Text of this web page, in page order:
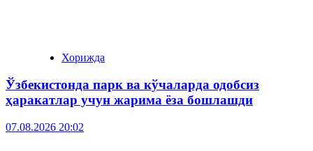
Хорижда
Ўзбекистонда парк ва кўчаларда одобсиз
ҳаракатлар учун жарима ёза бошлашди
07.08.2026 20:02